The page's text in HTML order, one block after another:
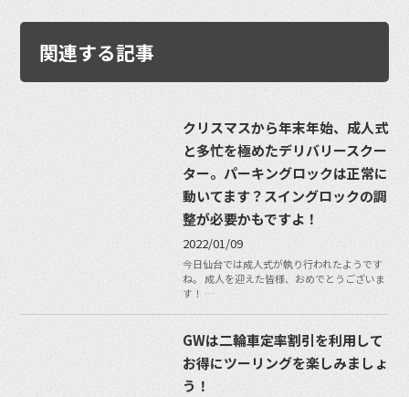
関連する記事
クリスマスから年末年始、成人式
と多忙を極めたデリバリースクー
ター。パーキングロックは正常に
動いてます？スイングロックの調
整が必要かもですよ！
2022/01/09
今日仙台では成人式が執り行われたようです
ね。 成人を迎えた皆様、おめでとうございま
す！ …
GWは二輪車定率割引を利用して
お得にツーリングを楽しみましょ
う！